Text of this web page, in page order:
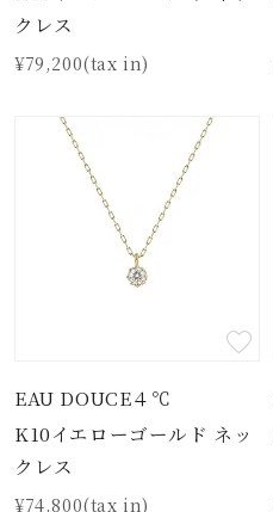
クレス
¥79,200(tax in)
EAU DOUCE４℃
K10イエローゴールド ネッ
クレス
¥74,800(tax in)